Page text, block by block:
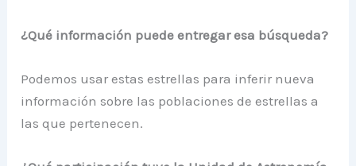
¿Qué información puede entregar esa búsqueda?
Podemos usar estas estrellas para inferir nueva
información sobre las poblaciones de estrellas a
las que pertenecen.